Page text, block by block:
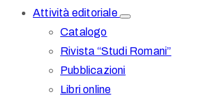
Attività editoriale
Catalogo
Rivista “Studi Romani”
Pubblicazioni
Libri online